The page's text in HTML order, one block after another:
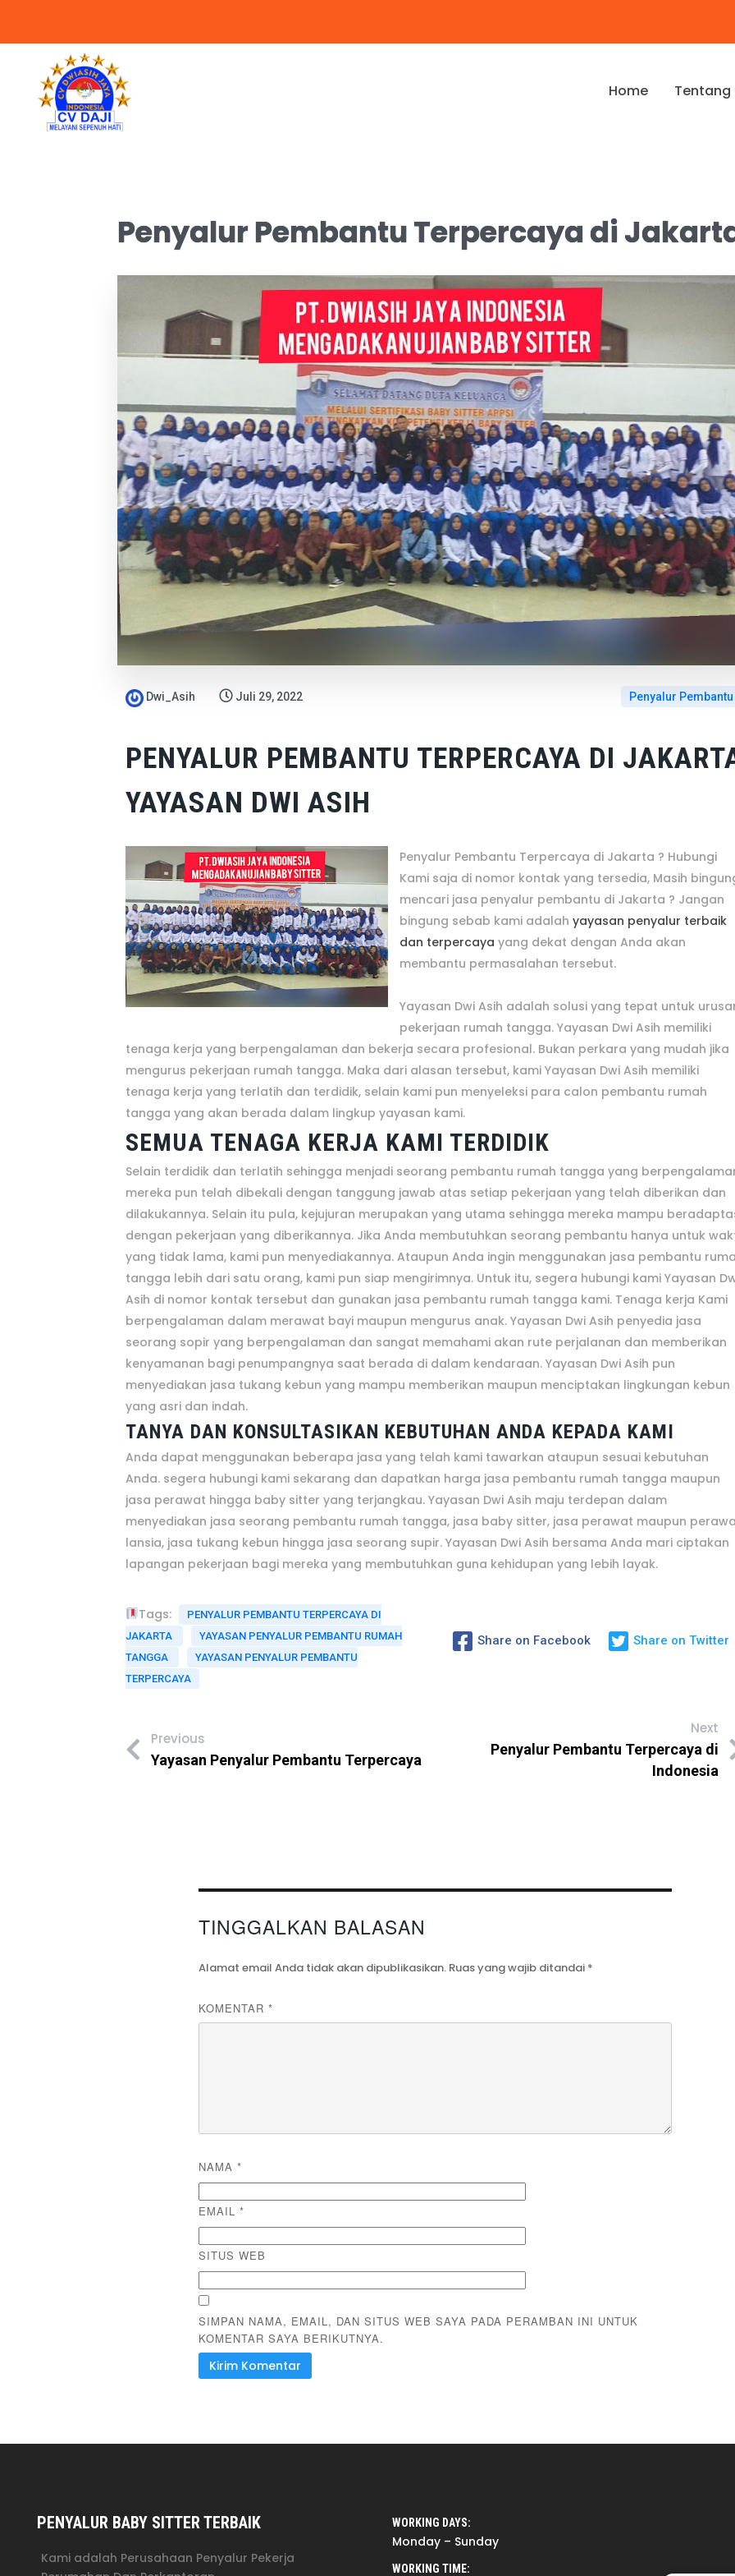
Home Tentang
Penyalur Pembantu Terpercaya di
Dwi_Asih Juli 29, 2022 Penyalur Pembantu
PENYALUR PEMBANTU TERPERCAYA DI
YAYASAN DWI ASIH
Penyalur Pembantu Terpercaya di Jakarta ? Hubungi
Kami saja di nomor kontak yang tersedia, Masih
mencari jasa penyalur pembantu di Jakarta ? Jangan
bingung sebab kami adalah yayasan penyalur terbaik
dan terpercaya yang dekat dengan Anda akan
membantu permasalahan tersebut.
Yayasan Dwi Asih adalah solusi yang tepat untuk
pekerjaan rumah tangga. Yayasan Dwi Asih memiliki
tenaga kerja yang berpengalaman dan bekerja secara profesional. Bukan perkara yang mudah jika
mengurus pekerjaan rumah tangga. Maka dari alasan tersebut, kami Yayasan Dwi Asih memiliki
tenaga kerja yang terlatih dan terdidik, selain kami pun menyeleksi para calon pembantu rumah
tangga yang akan berada dalam lingkup yayasan kami.
SEMUA TENAGA KERJA KAMI TERDIDIK
Selain terdidik dan terlatih sehingga menjadi seorang pembantu rumah tangga yang
mereka pun telah dibekali dengan tanggung jawab atas setiap pekerjaan yang telah diberikan dan
dilakukannya. Selain itu pula, kejujuran merupakan yang utama sehingga mereka mampu
dengan pekerjaan yang diberikannya. Jika Anda membutuhkan seorang pembantu hanya untuk
yang tidak lama, kami pun menyediakannya. Ataupun Anda ingin menggunakan jasa pembantu
tangga lebih dari satu orang, kami pun siap mengirimnya. Untuk itu, segera hubungi kami Yayasan
Asih di nomor kontak tersebut dan gunakan jasa pembantu rumah tangga kami. Tenaga kerja Kami
berpengalaman dalam merawat bayi maupun mengurus anak. Yayasan Dwi Asih penyedia jasa
seorang sopir yang berpengalaman dan sangat memahami akan rute perjalanan dan memberikan
kenyamanan bagi penumpangnya saat berada di dalam kendaraan. Yayasan Dwi Asih pun
menyediakan jasa tukang kebun yang mampu memberikan maupun menciptakan lingkungan kebun
yang asri dan indah.
TANYA DAN KONSULTASIKAN KEBUTUHAN ANDA KEPADA KAMI
Anda dapat menggunakan beberapa jasa yang telah kami tawarkan ataupun sesuai kebutuhan
Anda. segera hubungi kami sekarang dan dapatkan harga jasa pembantu rumah tangga maupun
jasa perawat hingga baby sitter yang terjangkau. Yayasan Dwi Asih maju terdepan dalam
menyediakan jasa seorang pembantu rumah tangga, jasa baby sitter, jasa perawat maupun
lansia, jasa tukang kebun hingga jasa seorang supir. Yayasan Dwi Asih bersama Anda mari ciptakan
lapangan pekerjaan bagi mereka yang membutuhkan guna kehidupan yang lebih layak.
Tags:
PENYALUR PEMBANTU TERPERCAYA DI
JAKARTA
YAYASAN PENYALUR PEMBANTU RUMAH
TANGGA
YAYASAN PENYALUR PEMBANTU
TERPERCAYA
Share on Facebook Share on Twitter
Previous
Yayasan Penyalur Pembantu Terpercaya
Next
Penyalur Pembantu Terpercaya di
Indonesia
TINGGALKAN BALASAN
Alamat email Anda tidak akan dipublikasikan. Ruas yang wajib ditandai *
KOMENTAR*
NAMA*
EMAIL*
SITUS WEB
SIMPAN NAMA, EMAIL, DAN SITUS WEB SAYA PADA PERAMBAN INI UNTUK
KOMENTAR SAYA BERIKUTNYA.
PENYALUR BABY SITTER TERBAIK
Kami adalah Perusahaan Penyalur Pekerja
WORKING DAYS:
Monday – Sunday
WORKING TIME: